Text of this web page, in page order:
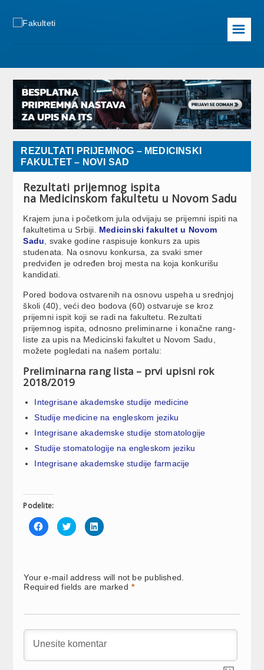
☰
REZULTATI PRIJEMNOG – MEDICINSKI
FAKULTET – NOVI SAD
Rezultati prijemnog ispita
na Medicinskom fakultetu u Novom Sadu
Krajem juna i početkom jula odvijaju se prijemni ispiti na
fakultetima u Srbiji. Medicinski fakultet u Novom
Sadu , svake godine raspisuje konkurs za upis
studenata. Na osnovu konkursa, za svaki smer
predviđen je određen broj mesta na koja konkurišu
kandidati.
Pored bodova ostvarenih na osnovu uspeha u srednjoj
školi (40), veći deo bodova (60) ostvaruje se kroz
prijemni ispit koji se radi na fakultetu. Rezultati
prijemnog ispita, odnosno preliminarne i konačne rang-
liste za upis na Medicinski fakultet u Novom Sadu,
možete pogledati na našem portalu:
Preliminarna rang lista – prvi upisni rok
2018/2019
Integrisane akademske studije medicine
Studije medicine na engleskom jeziku
Integrisane akademske studije stomatologije
Studije stomatologije na engleskom jeziku
Integrisane akademske studije farmacije
Podelite:
Click
to
share
new
window)
Click
to
share
new
window)
Click
to
new
window)
Your e-mail address will not be published.
Required fields are marked *